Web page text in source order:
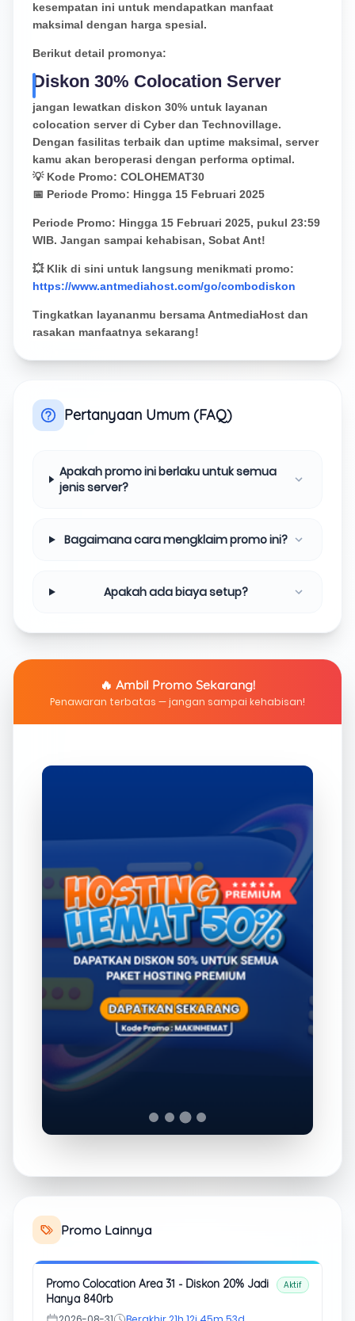
kesempatan ini untuk mendapatkan manfaat
maksimal dengan harga spesial.
Berikut detail promonya:
Diskon 30% Colocation Server
jangan lewatkan diskon 30% untuk layanan
colocation server di Cyber dan Technovillage.
Dengan fasilitas terbaik dan uptime maksimal, server
kamu akan beroperasi dengan performa optimal.
💡 Kode Promo: COLOHEMAT30
📅 Periode Promo: Hingga 15 Februari 2025
Periode Promo: Hingga 15 Februari 2025, pukul 23:59
WIB. Jangan sampai kehabisan, Sobat Ant!
💥 Klik di sini untuk langsung menikmati promo:
https://www.antmediahost.com/go/combodiskon
Tingkatkan layananmu bersama AntmediaHost dan
rasakan manfaatnya sekarang!
Pertanyaan Umum (FAQ)
Apakah promo ini berlaku untuk semua
jenis server?
Bagaimana cara mengklaim promo ini?
Apakah ada biaya setup?
🔥 Ambil Promo Sekarang!
Penawaran terbatas — jangan sampai kehabisan!
Promo Lainnya
Promo Colocation Area 31 - Diskon 20% Jadi
Hanya 840rb
Aktif